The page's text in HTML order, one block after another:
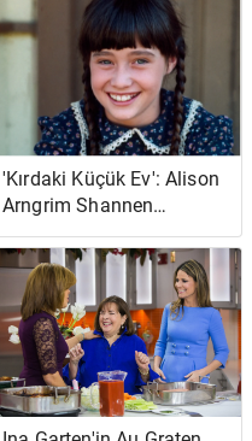
Duydum'
'Kırdaki Küçük Ev': Alison
Arngrim Shannen
Doherty'nin Melissa
Gilbert'ın Bir 'Klonu'
Olduğunu Söyledi